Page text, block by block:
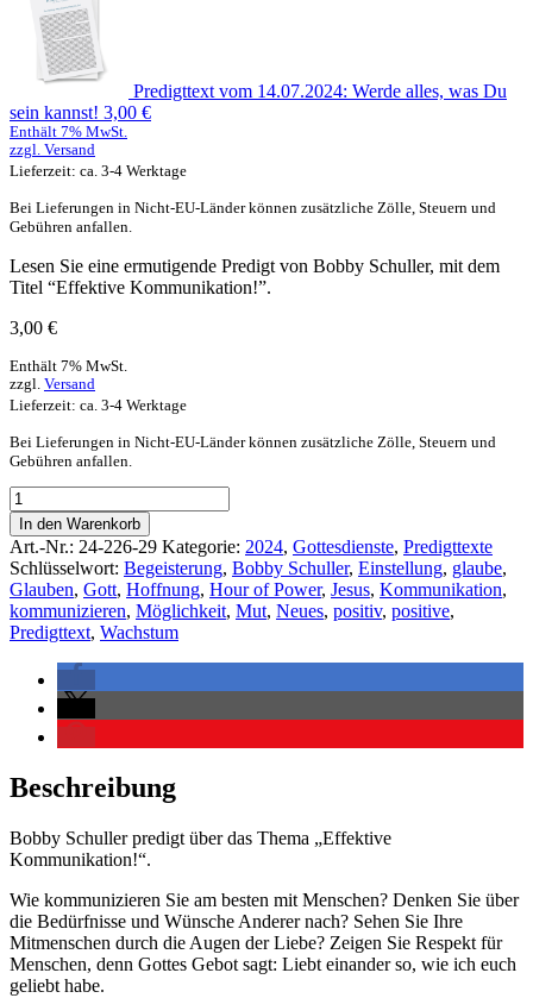
Predigttext vom 14.07.2024: Werde alles, was Du
sein kannst! 3,00 €
Enthält 7% MwSt.
zzgl. Versand
Lieferzeit: ca. 3-4 Werktage
Bei Lieferungen in Nicht-EU-Länder können zusätzliche Zölle, Steuern und
Gebühren anfallen.
Lesen Sie eine ermutigende Predigt von Bobby Schuller, mit dem
Titel “Effektive Kommunikation!”.
3,00 €
Enthält 7% MwSt.
zzgl. Versand
Lieferzeit: ca. 3-4 Werktage
Bei Lieferungen in Nicht-EU-Länder können zusätzliche Zölle, Steuern und
Gebühren anfallen.
In den Warenkorb
Art.-Nr.: 24-226-29 Kategorie: 2024, Gottesdienste, Predigttexte
Schlüsselwort: Begeisterung, Bobby Schuller, Einstellung, glaube,
Glauben, Gott, Hoffnung, Hour of Power, Jesus, Kommunikation,
kommunizieren, Möglichkeit, Mut, Neues, positiv, positive,
Predigttext, Wachstum
Beschreibung
Bobby Schuller predigt über das Thema „Effektive
Kommunikation!“.
Wie kommunizieren Sie am besten mit Menschen? Denken Sie über
die Bedürfnisse und Wünsche Anderer nach? Sehen Sie Ihre
Mitmenschen durch die Augen der Liebe? Zeigen Sie Respekt für
Menschen, denn Gottes Gebot sagt: Liebt einander so, wie ich euch
geliebt habe.